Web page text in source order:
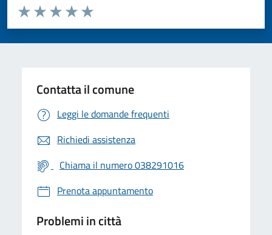
Valuta da 1 a 5 stelle la pagina
Valuta 5 stelle su 5
Valuta 4 stelle su 5
Valuta 3 stelle su 5
Valuta 2 stelle su 5
Valuta 1 stelle su 5
Contatta il comune
Leggi le domande frequenti
Richiedi assistenza
Chiama il numero 038291016
Prenota appuntamento
Problemi in città